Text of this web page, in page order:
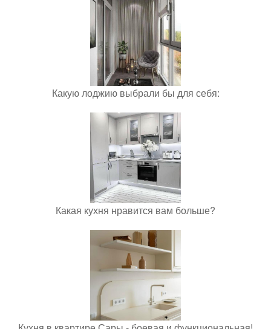
Какую лоджию выбрали бы для себя:
Какая кухня нравится вам больше?